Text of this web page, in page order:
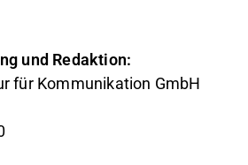
und Redaktion:
für Kommunikation GmbH